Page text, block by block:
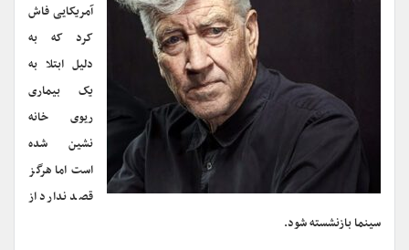
آمریکایی فاش
کرد که به
دلیل ابتلا به
یک بیماری
ریوی خانه
نشین شده
است اما هرگز
قصد ندارد از
سینما بازنشسته شود.